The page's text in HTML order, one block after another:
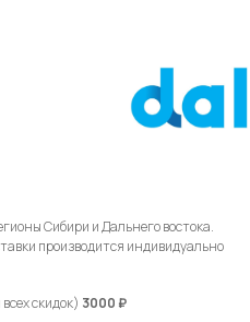
Сибири и Дальнего востока.
производится индивидуально
скидок) 3000 ₽